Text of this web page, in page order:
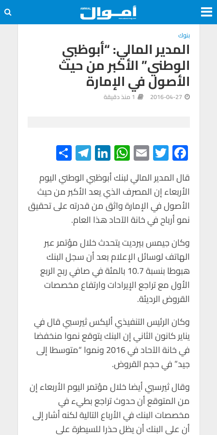
بنوك
المدير المالي: “أبوظبي
الوطني” الأكبر من حيث
الأصول في الإمارة
2016-04-27 1 منذ دقيقة
F
ac
e
b
o
o
k
T
wi
tt
er
E
m
ail
W
h
at
s
A
p
p
Li
n
ke
dI
n
Te
le
gr
a
m
h
ar
e
قال المدير المالي لبنك أبوظبي الوطني اليوم
الأربعاء إن المصرف الذي يعد الأكبر من حيث
الأصول في الإمارة واثق من قدرته على تحقيق
نمو أرباح في خانة الآحاد هذا العام.
وكان جيمس بيرديت يتحدث خلال مؤتمر عبر
الهاتف لوسائل الإعلام بعد أن سجل البنك
هبوطا بنسبة 10.7 بالمئة في صافي ربح الربع
الأول مع تراجع الإيرادات وارتفاع مخصصات
القروض الرديئة.
وكان الرئيس التنفيذي أليكس ثيرسبي قال في
يناير كانون الثاني إن البنك يتوقع نموا منخفضا
في خانة الآحاد في 2016 ونموا “متوسطا إلى
جيد” في حجم القروض.
وقال ثيرسبي أيضا خلال مؤتمر اليوم الأربعاء إن
من المتوقع أن حدوث تراجع بطيء في
مخصصات البنك في الأرباع التالية لكنه أشار إلى
أن على البنك أن يظل حذرا للسيطرة على